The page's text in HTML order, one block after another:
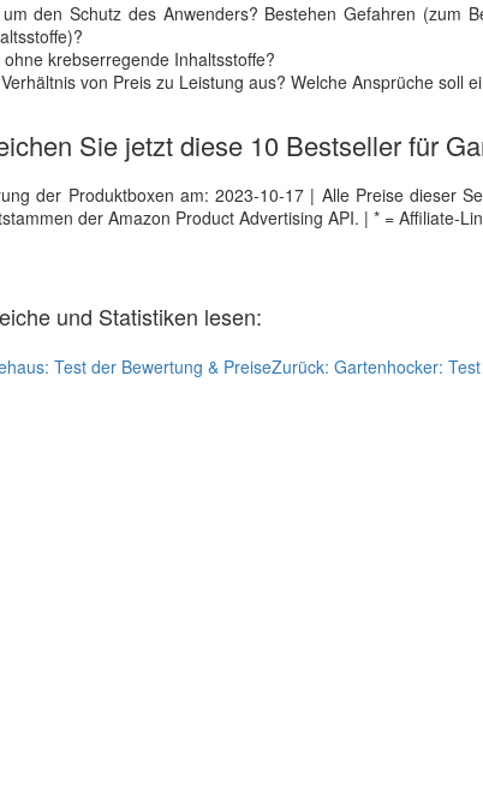
den Schutz des Anwenders? Bestehen Gefahren (zum
krebserregende Inhaltsstoffe?
von Preis zu Leistung aus? Welche Ansprüche soll
Sie jetzt diese 10 Bestseller für
der Produktboxen am: 2023-10-17 | Alle Preise dieser
der Amazon Product Advertising API. | * = Affiliate-
und Statistiken lesen:
Test der Bewertung & PreiseZurück: Gartenhocker: